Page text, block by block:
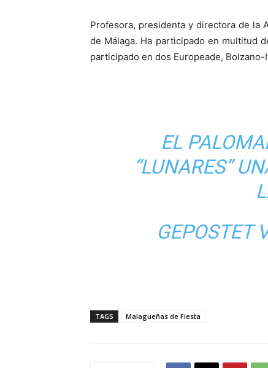
Profesora, presidenta y directora de la
de Málaga. Ha participado en multitud
participado en dos Europeade,
EL
“LUNARES”
GEPOSTET
TAGS Malagueñas de Fiesta